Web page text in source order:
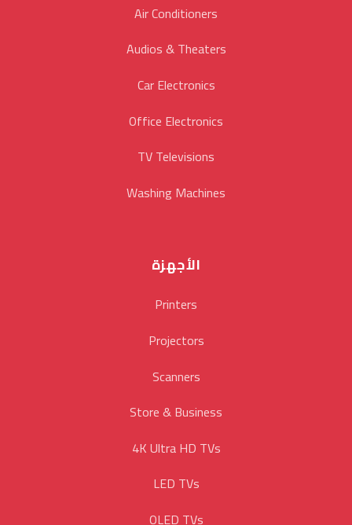
Air Conditioners
Audios & Theaters
Car Electronics
Office Electronics
TV Televisions
Washing Machines
الأجهزة
Printers
Projectors
Scanners
Store & Business
4K Ultra HD TVs
LED TVs
OLED TVs